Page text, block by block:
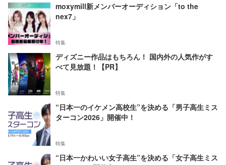
moxymill新メンバーオーディション「to the
nex7」
特集
ディズニー作品はもちろん！ 国内外の人気作がす
べて見放題！【PR】
特集
“日本一のイケメン高校生”を決める「男子高生ミス
ターコン2026」開催中！
特集
“日本一かわいい女子高生”を決める「女子高生ミス